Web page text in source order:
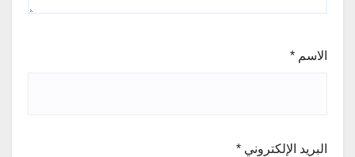
الاسم *
البريد الإلكتروني *